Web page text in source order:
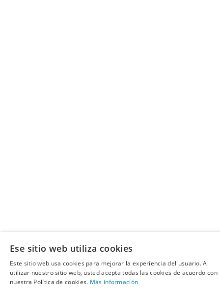
Ese sitio web utiliza cookies
Este sitio web usa cookies para mejorar la experiencia del usuario. Al
utilizar nuestro sitio web, usted acepta todas las cookies de acuerdo con
nuestra Política de cookies. Más información